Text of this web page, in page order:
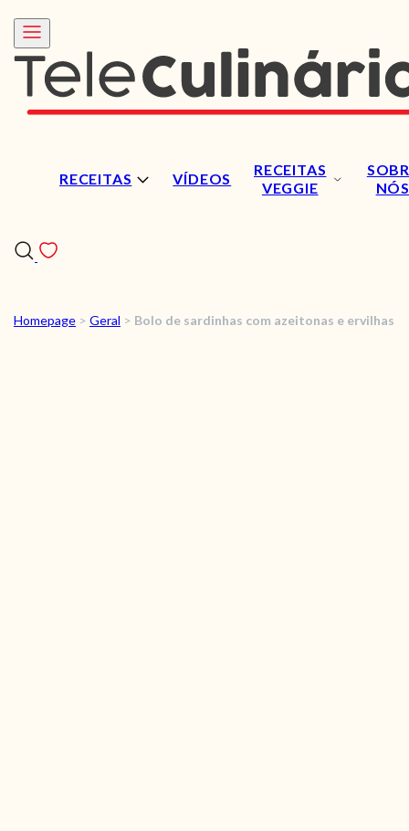
RECEITAS VÍDEOS
RECEITAS
VEGGIE
NÓS
RECEITAS
Homepage > Geral > Bolo de sardinhas com azeitonas e ervilhas